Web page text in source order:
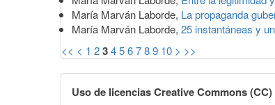
María Marván Laborde, La propaganda
María Marván Laborde, 25 instantáneas y
<< < 1 23456789 10 > >>
Uso de licencias Creative Commons (CC)